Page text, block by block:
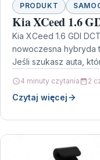
PRODUKT
Kia XCeed 1.6
Kia XCeed 1.6 GDI
nowoczesna hybryda
Jeśli szukasz auta,
4 minuty czytania 2
Czytaj więcej